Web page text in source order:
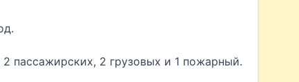
пассажирских, 2 грузовых и 1 пожарный.